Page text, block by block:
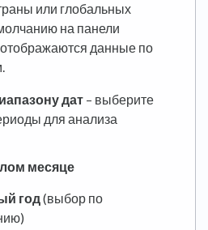
или глобальных
на панели
данные по
дат – выберите
для анализа
месяце
год(выбор по